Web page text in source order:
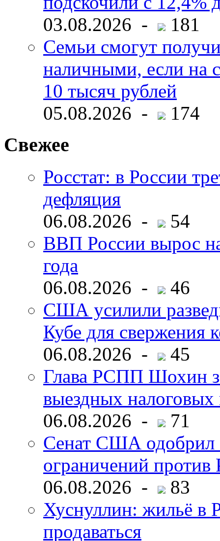
03.08.2026 -
181
Семьи смогут
наличными, если на
10 тысяч рублей
05.08.2026 -
174
Свежее
Росстат: в России
дефляция
06.08.2026 -
54
ВВП России вырос
года
06.08.2026 -
46
США усилили
Кубе для свержения
06.08.2026 -
45
Глава РСПП Шохин
выездных налоговых
06.08.2026 -
71
Сенат США одобрил
ограничений
06.08.2026 -
83
Хуснуллин: жильё в
продаваться